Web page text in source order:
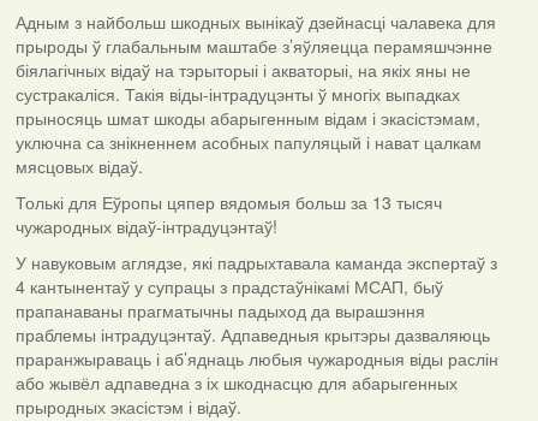
Адным з найбольш шкодных вынікаў дзейнасці чалавека для
прыроды ў глабальным маштабе з’яўляецца перамяшчэнне
біялагічных відаў на тэрыторыі і акваторыі, на якіх яны не
сустракаліся. Такія віды-інтрадуцэнты ў многіх выпадках
прыносяць шмат шкоды абарыгенным відам і экасістэмам,
уключна са знікненнем асобных папуляцый і нават цалкам
мясцовых відаў.
Толькі для Еўропы цяпер вядомыя больш за 13 тысяч
чужародных відаў-інтрадуцэнтаў!
У навуковым аглядзе, які падрыхтавала каманда экспертаў з
4 кантынентаў у супрацы з прадстаўнікамі МСАП, быў
прапанаваны прагматычны падыход да вырашэння
праблемы інтрадуцэнтаў. Адпаведныя крытэры дазваляюць
праранжыраваць і аб’яднаць любыя чужародныя віды раслін
або жывёл адпаведна з іх шкоднасцю для абарыгенных
прыродных экасістэм і відаў.